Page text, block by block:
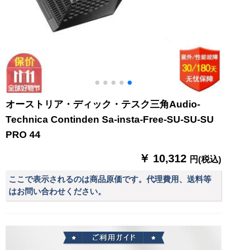
オーストリア・ディック・テスク三角Audio-
Technica Continden Sa-insta-Free-SU-SU-SU
PRO 44
￥ 10,312 円(税込)
ここで表示されるのは商品原価です。代理費用、送料等
はお問い合わせください。